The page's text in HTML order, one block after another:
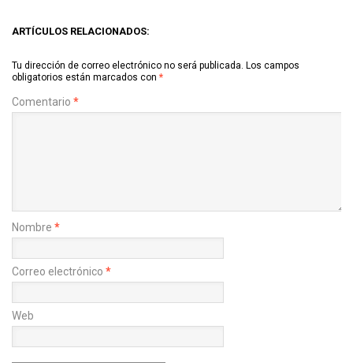
ARTÍCULOS RELACIONADOS:
Tu dirección de correo electrónico no será publicada. Los campos
obligatorios están marcados con *
Comentario *
Nombre *
Correo electrónico *
Web